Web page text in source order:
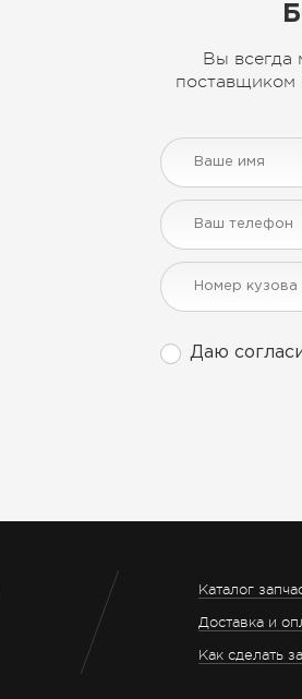
Вы всегда
поставщиком
Даю
Каталог
Доставка и
Как сделать